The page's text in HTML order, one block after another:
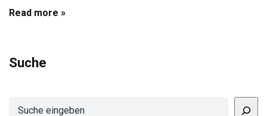
Read more »
Suche